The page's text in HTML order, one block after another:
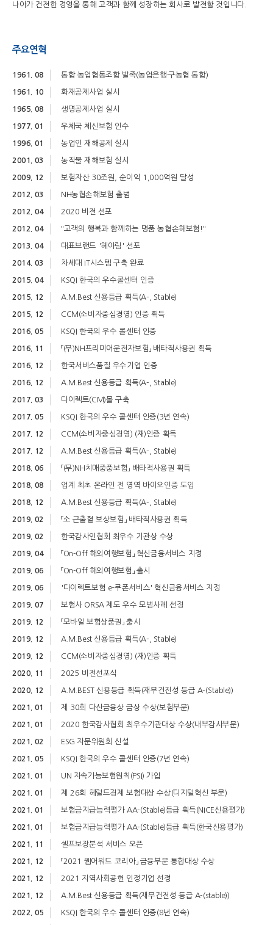
나아가 건전한 경영을 통해 고객과 함께 성장하는 회사로 발전할 것입니다.
주요연혁
1961. 08 통합 농업협동조합 발족(농업은행·구농협 통합)
1961. 10 화재공제사업 실시
1965. 08 생명공제사업 실시
1977. 01 우체국 체신보험 인수
1996. 01 농업인 재해공제 실시
2001. 03 농작물 재해보험 실시
2009. 12 보험자산 30조원, 순이익 1,000억원 달성
2012. 03 NH농협손해보험 출범
2012. 04 2020 비전 선포
2012. 04 "고객의 행복과 함께하는 명품 농협손해보험!"
2013. 04 대표브랜드 '헤아림' 선포
2014. 03 차세대 IT시스템 구축 완료
2015. 04 KSQI 한국의 우수콜센터 인증
2015. 12 A.M.Best 신용등급 획득(A-, Stable)
2015. 12 CCM(소비자중심경영) 인증 획득
2016. 05 KSQI 한국의 우수 콜센터 인증
2016. 11 「(무)NH프리미어운전자보험」 배타적사용권 획득
2016. 12 한국서비스품질 우수기업 인증
2016. 12 A.M.Best 신용등급 획득(A-, Stable)
2017. 03 다이렉트(CM)몰 구축
2017. 05 KSQI 한국의 우수 콜센터 인증(3년 연속)
2017. 12 CCM(소비자중심경영) (재)인증 획득
2017. 12 A.M.Best 신용등급 획득(A-, Stable)
2018. 06 「(무)NH치매중풍보험」 배타적사용권 획득
2018. 08 업계 최초 온라인 전 영역 바이오인증 도입
2018. 12 A.M.Best 신용등급 획득(A-, Stable)
2019. 02 「소 근출혈 보상보험」 배타적사용권 획득
2019. 02 한국감사인협회 최우수 기관상 수상
2019. 04 「On-Off 해외여행보험」 혁신금융서비스 지정
2019. 06 「On-Off 해외여행보험」 출시
2019. 06 '다이렉트보험 e-쿠폰서비스' 혁신금융서비스 지정
2019. 07 보험사 ORSA 제도 우수 모범사례 선정
2019. 12 「모바일 보험상품권」 출시
2019. 12 A.M.Best 신용등급 획득(A-, Stable)
2019. 12 CCM(소비자중심경영) (재)인증 획득
2020. 11 2025 비전선포식
2020. 12 A.M.BEST 신용등급 획득(재무건전성 등급 A-(Stable))
2021. 01 제 30회 다산금융상 금상 수상(보험부문)
2021. 01 2020 한국감사협회 최우수기관대상 수상(내부감사부문)
2021. 02 ESG 자문위원회 신설
2021. 05 KSQI 한국의 우수 콜센터 인증(7년 연속)
2021. 01 UN 지속가능보험원칙(PSI) 가입
2021. 01 제 26회 헤럴드경제 보험대상 수상(디지털혁신 부문)
2021. 01 보험금지급능력평가 AA-(Stable)등급 획득(NICE신용평가)
2021. 01 보험금지급능력평가 AA-(Stable)등급 획득(한국신용평가)
2021. 11 셀프보장분석 서비스 오픈
2021. 12 「2021 웹어워드 코리아」 금융부문 통합대상 수상
2021. 12 2021 지역사회공헌 인정기업 선정
2021. 12 A.M.Best 신용등급 획득(재무건전성 등급 A-(stable))
2022. 05 KSQI 한국의 우수 콜센터 인증(8년 연속)